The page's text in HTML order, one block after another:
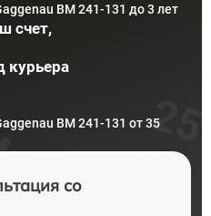
BM 241-131 до 3 лет
счет,
курьера
BM 241-131 от 35
со